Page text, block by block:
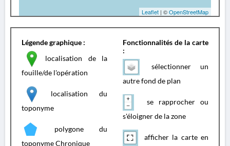
Leaflet | ©OpenStreetMap
Légende graphique :
localisation de la
fouille/de l'opération
localisation du
toponyme
polygone du
toponyme Chronique
Fonctionnalités de la carte
:
sélectionner un
autre fond de plan
se rapprocher ou
s'éloigner de la zone
afficher la carte en